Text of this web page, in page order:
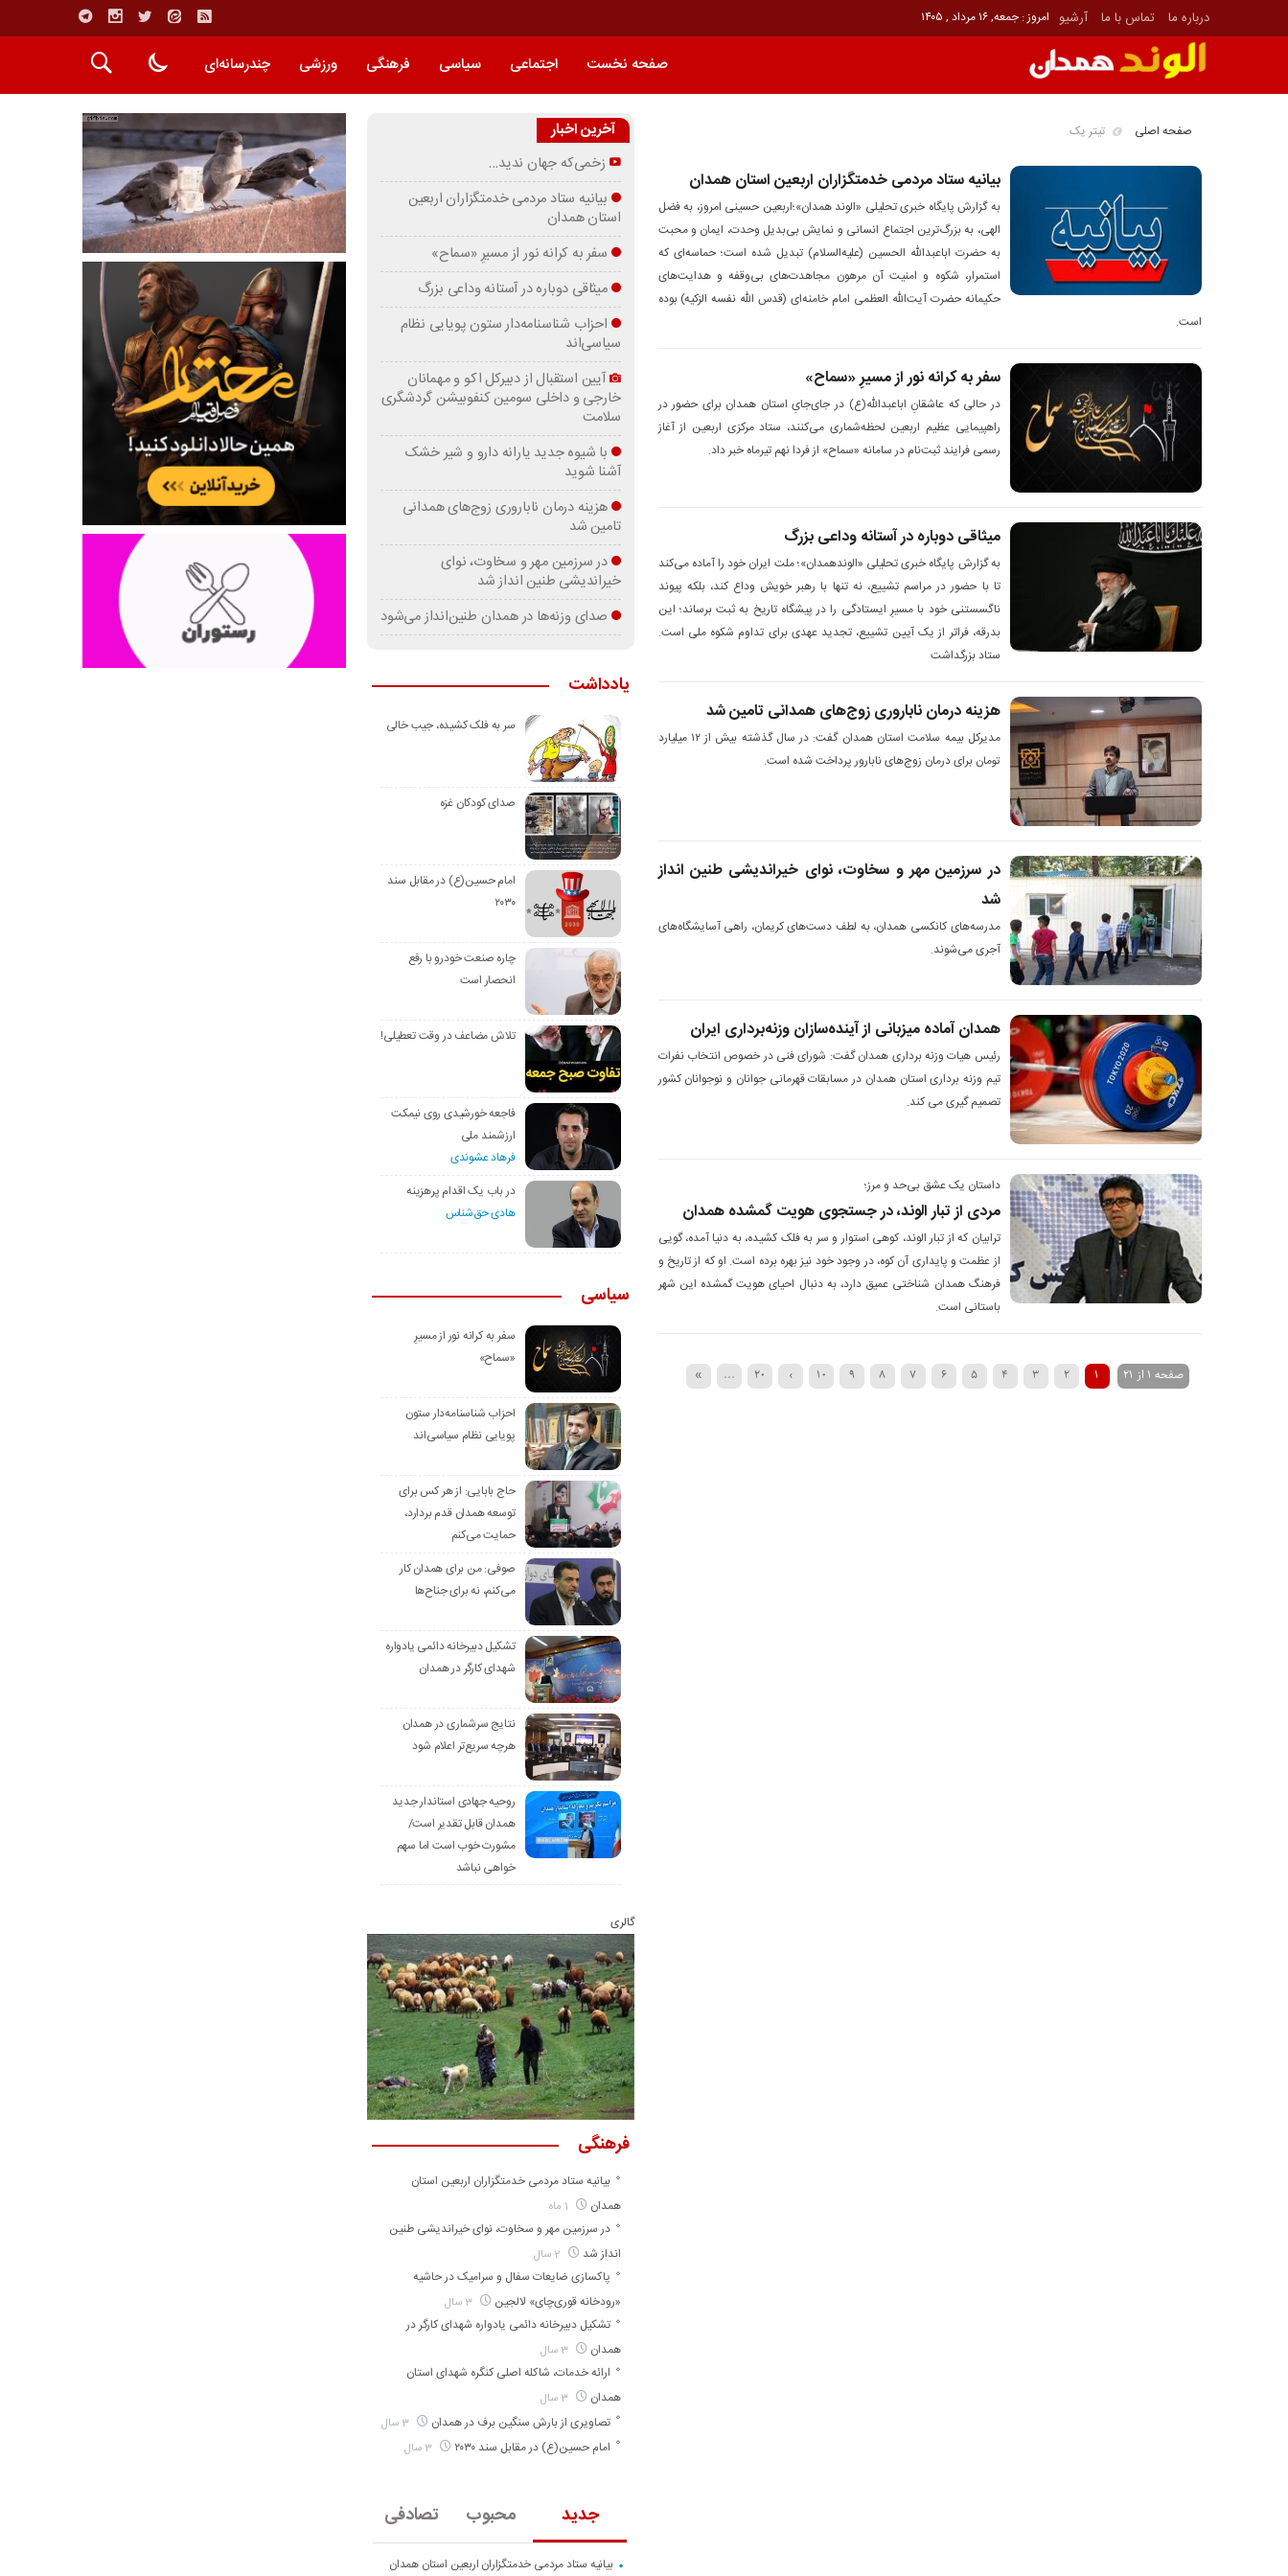
درباره ما تماس با ما آرشیو امروز : جمعه, ۱۶ مرداد , ۱۴۰۵
صفحه نخست اجتماعی سیاسی فرهنگی ورزشی چندرسانه‌ای
صفحه اصلی تیتر یک
بیانیه ستاد مردمی خدمتگزاران اربعین استان همدان
به گزارش پایگاه خبری تحلیلی «الوند همدان»؛اربعین حسینی امروز، به فضل
الهی، به بزرگ‌ترین اجتماع انسانی و نمایش بی‌بدیل وحدت، ایمان و محبت
به حضرت اباعبدالله الحسین (علیه‌السلام) تبدیل شده است؛ حماسه‌ای که
استمرار، شکوه و امنیت آن مرهون مجاهدت‌های بی‌وقفه و هدایت‌های
حکیمانه حضرت آیت‌الله العظمی امام خامنه‌ای (قدس الله نفسه الزکیه) بوده
است.
سفر به کرانه‌ نور از مسیرِ «سماح»
در حالی که عاشقانِ اباعبدالله(ع) در جای‌جایِ استان همدان برای حضور در
راهپیمایی عظیم اربعین لحظه‌شماری می‌کنند، ستاد مرکزی اربعین از آغاز
رسمی فرایند ثبت‌نام در سامانه «سماح» از فردا نهم تیرماه خبر داد.
میثاقی دوباره در آستانه‌ وداعی بزرگ
به گزارش پایگاه خبری تحلیلی «الوندهمدان»؛ ملت ایران خود را آماده می‌کند
تا با حضور در مراسم تشییع، نه تنها با رهبر خویش وداع کند، بلکه پیوند
ناگسستنی خود با مسیرِ ایستادگی را در پیشگاه تاریخ به ثبت برساند؛ این
بدرقه، فراتر از یک آیین تشییع، تجدید عهدی برای تداوم شکوه ملی است.
ستاد بزرگداشت
هزینه درمان ناباروری زوج‌های همدانی تامین شد
مدیرکل بیمه سلامت استان همدان گفت: در سال گذشته بیش از ۱۲ میلیارد
تومان برای درمان زوج‌های نابارور پرداخت شده است.
در سرزمین مهر و سخاوت، نوای خیراندیشی طنین انداز
شد
مدرسه‌های کانکسی همدان، به لطف دست‌های کریمان، راهی آسایشگاه‌های
آجری می‌شوند.
همدان آماده میزبانی از آینده‌سازان وزنه‌برداری ایران
رئیس هیات وزنه برداری همدان گفت: شورای فنی در خصوص انتخاب نفرات
تیم وزنه برداری استان همدان در مسابقات قهرمانی جوانان و نوجوانان کشور
تصمیم گیری می کند.
داستان یک عشق بی‌حد و مرز؛
مردی از تبار الوند، در جستجوی هویت گمشده همدان
ترابیان که از تبار الوند، کوهی استوار و سر به فلک کشیده، به دنیا آمده، گویی
از عظمت و پایداری آن کوه، در وجود خود نیز بهره برده است. او که از تاریخ و
فرهنگ همدان شناختی عمیق دارد، به دنبال احیای هویت گمشده این شهر
باستانی است.
صفحه 1 از 21 1
2
3
4
5
6
7
8
9
10
›
20
...
»
آخرین اخبار
زخمی‌که جهان ندید…
بیانیه ستاد مردمی خدمتگزاران اربعین
استان همدان
سفر به کرانه‌ نور از مسیرِ «سماح»
میثاقی دوباره در آستانه‌ وداعی بزرگ
احزاب شناسنامه‌دار ستون پویایی نظام
سیاسی‌اند
آیین استقبال از دبیرکل اکو و مهمانان
خارجی و داخلی سومین کنفوبیشن گردشگری
سلامت
با شیوه جدید یارانه دارو و شیر خشک
آشنا شوید
هزینه درمان ناباروری زوج‌های همدانی
تامین شد
در سرزمین مهر و سخاوت، نوای
خیراندیشی طنین انداز شد
صدای وزنه‌ها در همدان طنین‌انداز می‌شود
یادداشت
سر به فلک کشیده، جیب خالی
صدای کودکان غزه
امام حسین(ع) در مقابل سند
۲۰۳۰
چاره صنعت خودرو با رفع
انحصار است
تلاش مضاعف در وقت تعطیلی!
فاجعه خورشیدی روی نیمکت
ارزشمند ملی
فرهاد عشوندی
در باب یک اقدام پرهزینه
هادی حق‌شناس
سیاسی
سفر به کرانه‌ نور از مسیرِ
«سماح»
احزاب شناسنامه‌دار ستون
پویایی نظام سیاسی‌اند
حاج بابایی: از هر کس برای
توسعه همدان قدم بردارد،
حمایت می‌کنم
صوفی: من برای همدان کار
می‌کنم، نه برای جناح‌ها
تشکیل دبیرخانه دائمی یادواره
شهدای کارگر در همدان
نتایج سرشماری در همدان
هرچه سریع‌تر اعلام شود
روحیه جهادی استاندار جدید
همدان قابل تقدیر است/
مشورت خوب است اما سهم
خواهی نباشد
گالری
جدید محبوب تصادفی
بیانیه ستاد مردمی خدمتگزاران اربعین استان همدان
فرهنگی
بیانیه ستاد مردمی خدمتگزاران اربعین استان
همدان
در سرزمین مهر و سخاوت، نوای خیراندیشی طنین
انداز شد
پاکسازی ضایعات سفال و سرامیک در حاشیه
«رودخانه قوری‌چای» لالجین
3 سال
تشکیل دبیرخانه دائمی یادواره شهدای کارگر در
همدان
3 سال
ارائه خدمات، شاکله اصلی کنگره شهدای استان
همدان
3 سال
تصاویری از بارش سنگین برف در همدان 3 سال
امام حسین(ع) در مقابل سند ۲۰۳۰ 3 سال